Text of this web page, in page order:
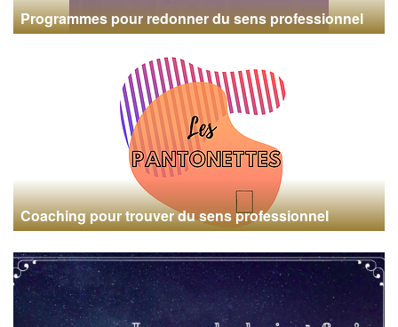
Programmes pour redonner du sens professionnel
Coaching pour trouver du sens professionnel